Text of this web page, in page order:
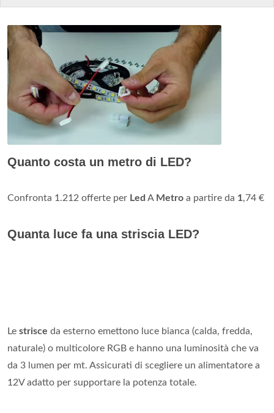
Quanto costa un metro di LED?
Confronta 1.212 offerte per Led A Metro a partire da 1,74 €
Quanta luce fa una striscia LED?
Le strisce da esterno emettono luce bianca (calda, fredda,
naturale) o multicolore RGB e hanno una luminosità che va
da 3 lumen per mt. Assicurati di scegliere un alimentatore a
12V adatto per supportare la potenza totale.